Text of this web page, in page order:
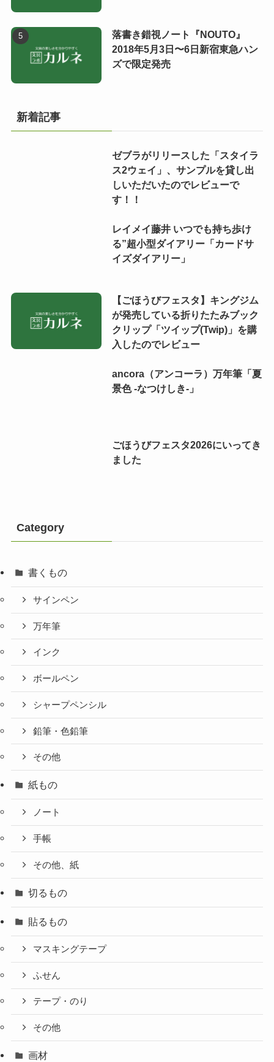
落書き錯視ノート『NOUTO』
2018年5月3日〜6日新宿東急ハン
ズで限定発売
新着記事
ゼブラがリリースした「スタイラ
ス2ウェイ」、サンプルを貸し出
しいただいたのでレビューで
す！！
レイメイ藤井 いつでも持ち歩け
る”超小型ダイアリー「カードサ
イズダイアリー」
【ごほうびフェスタ】キングジム
が発売している折りたたみブック
クリップ「ツイップ(Twip)」を購
入したのでレビュー
ancora（アンコーラ）万年筆「夏
景色 -なつけしき-」
ごほうびフェスタ2026にいってき
ました
Category
書くもの
サインペン
万年筆
インク
ボールペン
シャープペンシル
鉛筆・色鉛筆
その他
紙もの
ノート
手帳
その他、紙
切るもの
貼るもの
マスキングテープ
ふせん
テープ・のり
その他
画材